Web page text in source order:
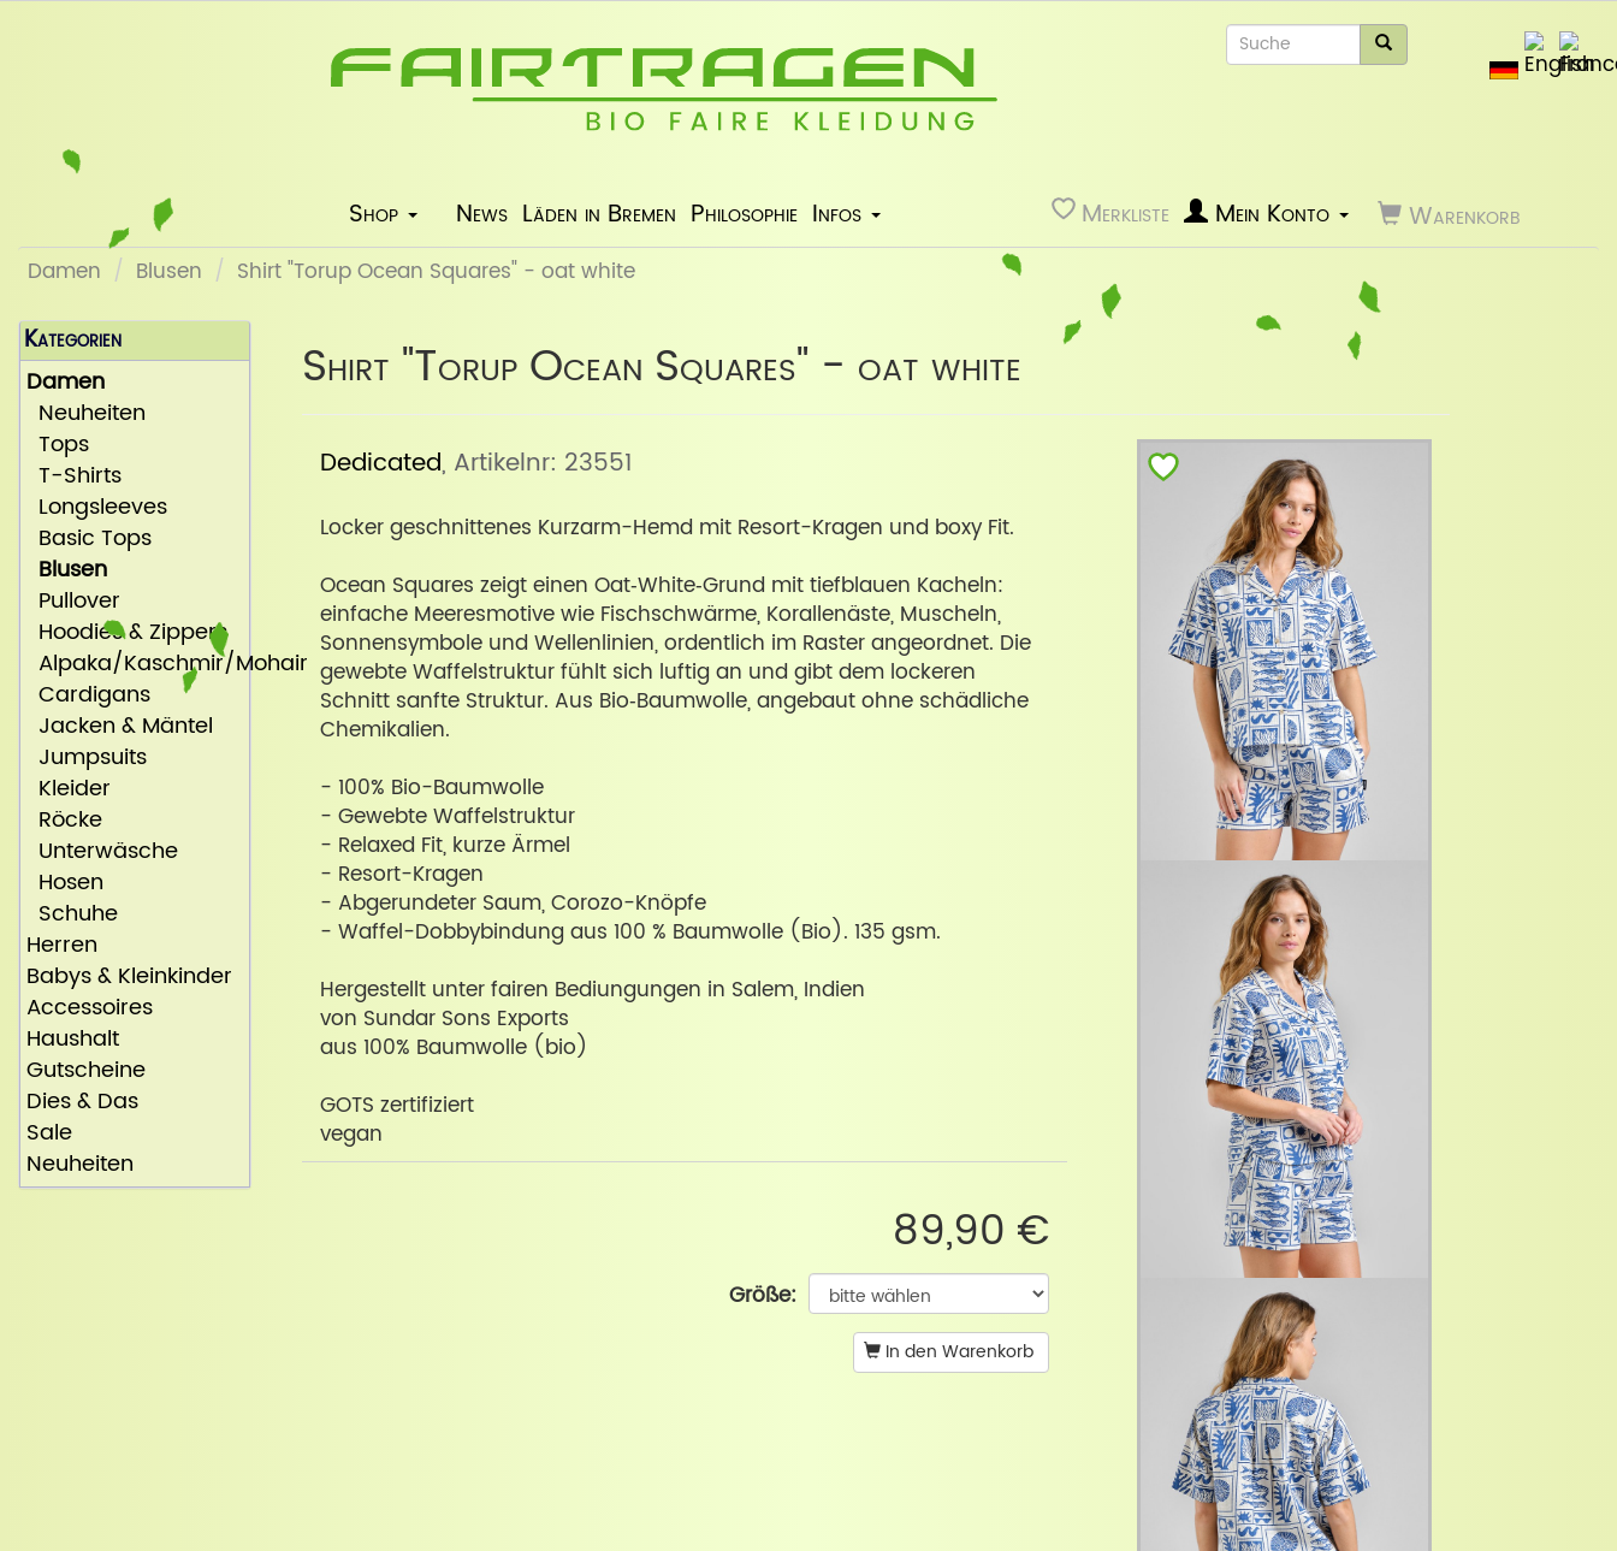
Shop News Läden in Bremen Philosophie Infos Merkliste Warenkorb
Mein Konto
Damen Blusen Shirt "Torup Ocean Squares" - oat white
Shirt "Torup Ocean Squares" - oat white
Dedicated, Artikelnr: 23551
Locker geschnittenes Kurzarm-Hemd mit Resort-Kragen und boxy Fit.
Ocean Squares zeigt einen Oat‑White‑Grund mit tiefblauen Kacheln:
einfache Meeresmotive wie Fischschwärme, Korallenäste, Muscheln,
Sonnensymbole und Wellenlinien, ordentlich im Raster angeordnet. Die
gewebte Waffelstruktur fühlt sich luftig an und gibt dem lockeren
Schnitt sanfte Struktur. Aus Bio‑Baumwolle, angebaut ohne schädliche
Chemikalien.
- 100% Bio-Baumwolle
- Gewebte Waffelstruktur
- Relaxed Fit, kurze Ärmel
- Resort-Kragen
- Abgerundeter Saum, Corozo-Knöpfe
- Waffel-Dobbybindung aus 100 % Baumwolle (Bio). 135 gsm.
Hergestellt unter fairen Bediungungen in Salem, Indien
von Sundar Sons Exports
aus 100% Baumwolle (bio)
GOTS zertifiziert
vegan
89,90 €
Größe:
In den Warenkorb
Kategorien
Damen
Neuheiten
Tops
T-Shirts
Longsleeves
Basic Tops
Blusen
Pullover
Hoodies & Zippers
Alpaka/Kaschmir/Mohair
Cardigans
Jacken & Mäntel
Jumpsuits
Kleider
Röcke
Unterwäsche
Hosen
Schuhe
Herren
Babys & Kleinkinder
Accessoires
Haushalt
Gutscheine
Dies & Das
Sale
Neuheiten